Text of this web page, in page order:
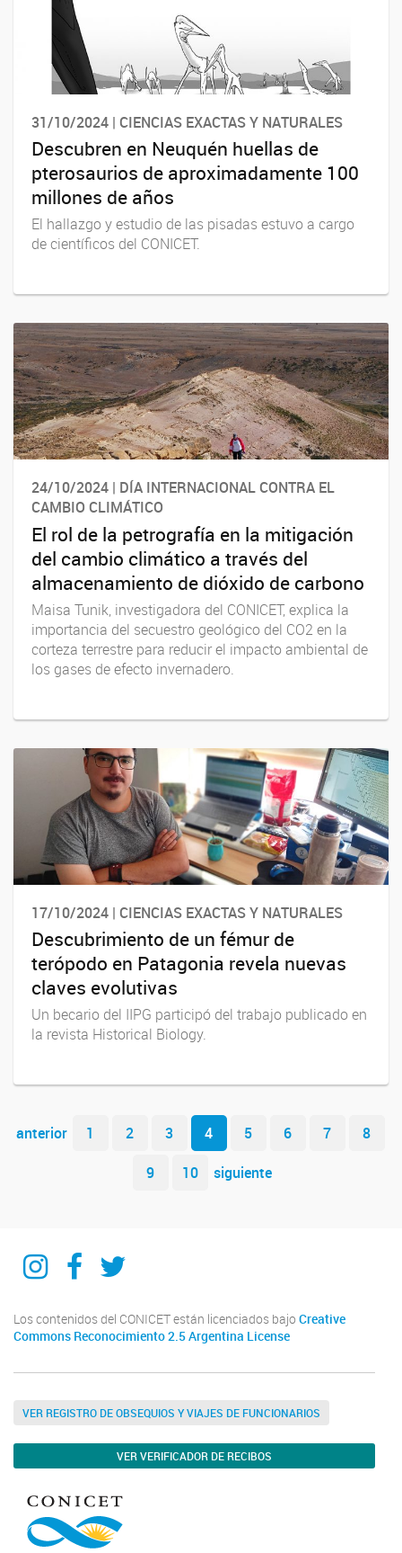
31/10/2024 | CIENCIAS EXACTAS Y NATURALES
Descubren en Neuquén huellas de
pterosaurios de aproximadamente 100
millones de años
El hallazgo y estudio de las pisadas estuvo a cargo
de científicos del CONICET.
24/10/2024 | DÍA INTERNACIONAL CONTRA EL
CAMBIO CLIMÁTICO
El rol de la petrografía en la mitigación
del cambio climático a través del
almacenamiento de dióxido de carbono
Maisa Tunik, investigadora del CONICET, explica la
importancia del secuestro geológico del CO2 en la
corteza terrestre para reducir el impacto ambiental de
los gases de efecto invernadero.
17/10/2024 | CIENCIAS EXACTAS Y NATURALES
Descubrimiento de un fémur de
terópodo en Patagonia revela nuevas
claves evolutivas
Un becario del IIPG participó del trabajo publicado en
la revista Historical Biology.
Navegador de artículos
anterior 1 2 3 4 5 6 7
8
9
10 siguiente
IIPGIIPG
IIPG
Los contenidos del CONICET están licenciados bajo Creative
Commons Reconocimiento 2.5 Argentina License
VER REGISTRO DE OBSEQUIOS Y VIAJES DE FUNCIONARIOS
VER VERIFICADOR DE RECIBOS